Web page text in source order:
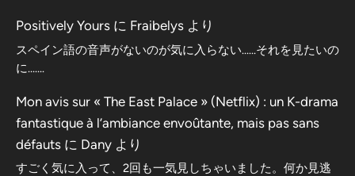
Positively Yours に Fraibelys より
スペイン語の音声がないのが気に入らない……それを見たいの
に…….
Mon avis sur « The East Palace » (Netflix) : un K-drama
fantastique à l’ambiance envoûtante, mais pas sans
défauts に Dany より
すごく気に入って、2回も一気見しちゃいました。何か見逃